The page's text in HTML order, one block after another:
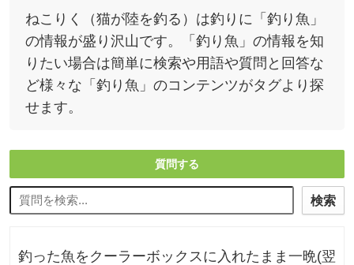
ねこりく（猫が陸を釣る）は釣りに「釣り魚」
の情報が盛り沢山です。「釣り魚」の情報を知
りたい場合は簡単に検索や用語や質問と回答な
ど様々な「釣り魚」のコンテンツがタグより探
せます。
質問する
検索
釣った魚をクーラーボックスに入れたまま一晩(翌